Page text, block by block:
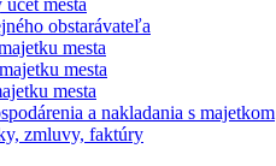
mesta
obstarávateľa
mesta
mesta
mesta
a nakladania s majetkom
zmluvy, faktúry